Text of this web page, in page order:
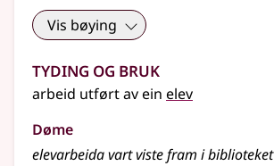
Vis bøying
Tyding og bruk
arbeid utført av ein elev
Døme
elevarbeida vart viste fram i biblioteket